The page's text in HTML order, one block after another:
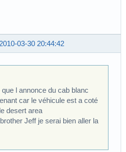
2010-03-30 20:44:42
l annonce du cab blanc
car le véhicule est a coté
desert area
Jeff je serai bien aller la